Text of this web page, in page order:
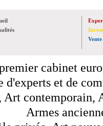
Vente
cabinet
d'experts et de
contemporain,
Armes